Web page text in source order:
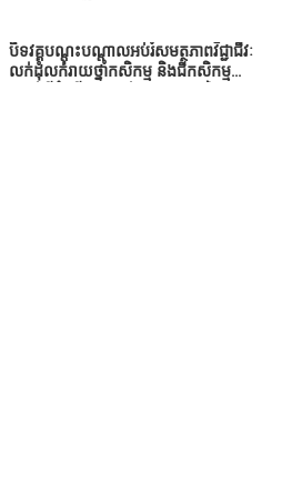
អភិវឌ្ឍន៍អតីតយុទ្ធជន មរតកតេជោធិបតី
ថ្លុកកព្រីង
បិទវគ្គបណ្តុះបណ្តាលអប់រំសមត្ថភាពវិជ្ជាជីវៈ
លក់ដុំលក់រាយថ្នាំកសិកម្ម និងជីកសិកម្ម